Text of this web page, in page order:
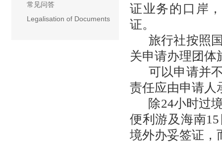
常见问答
Legalisation of Documents
证业务的口岸
证。
旅行社按照国
关申请办理团体
可以申请并不
责任应由申请人
除24小时过境
便利游及海南
境外办妥签证，